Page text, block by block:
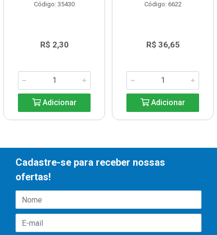
Código: 35430
R$ 2,30
Adicionar
Código: 6622
R$ 36,65
Adicionar
Cadastre-se para receber nossas
ofertas!